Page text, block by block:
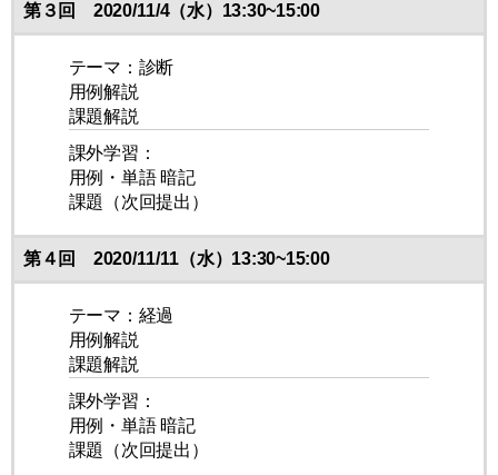
第３回 2020/11/4（水）13:30~15:00
テーマ：診断
用例解説
課題解説
課外学習：
用例・単語 暗記
課題（次回提出）
第４回 2020/11/11（水）13:30~15:00
テーマ：経過
用例解説
課題解説
課外学習：
用例・単語 暗記
課題（次回提出）